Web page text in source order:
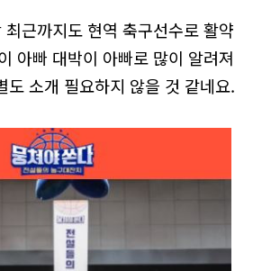
근까지도 현역 축구선수로 활약
아빠 대박이 아빠로 많이 알려져
소개 필요하지 않을 것 같네요.